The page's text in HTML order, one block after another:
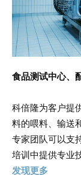
食品测试中心、
科倍隆为客户提
料的喂料、输送
专家团队可以支
培训中提供专业
发现更多